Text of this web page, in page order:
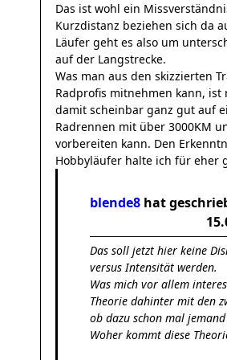
Das ist wohl ein
Kurzdistanz beziehen sich da
Läufer geht es also um
auf der Langstrecke.
Was man aus den skizzierten
Radprofis mitnehmen kann, ist
damit scheinbar ganz gut auf
Radrennen mit über 3000KM
vorbereiten kann. Den
Hobbyläufer halte ich für eher
blende8 hat
Das soll jetzt hier keine
versus Intensität werden.
Was mich vor allem
Theorie dahinter mit den
ob dazu schon mal
Woher kommt diese